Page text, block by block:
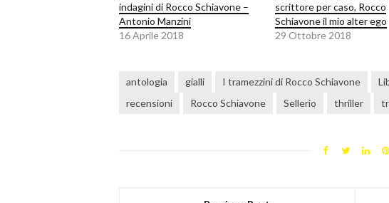
indagini di Rocco Schiavone –
Antonio Manzini
16 Aprile 2018
scrittore per caso, Rocco
Schiavone il mio alter ego
29 Ottobre 2018
antologia gialli I tramezzini di Rocco Schiavone
recensioni
Rocco Schiavone Sellerio thriller